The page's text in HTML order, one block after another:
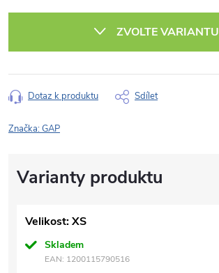
ZVOLTE VARIANTU
Dotaz k produktu Sdílet
Značka:GAP
Velikost: XS
Skladem
EAN: 1200115790516